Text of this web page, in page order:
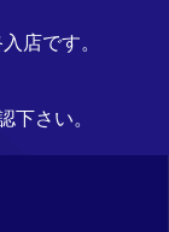
店です。
さい。